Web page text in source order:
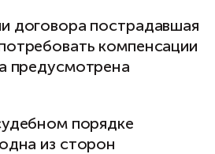
договора пострадавшая
компенсации
предусмотрена
порядке
из сторон